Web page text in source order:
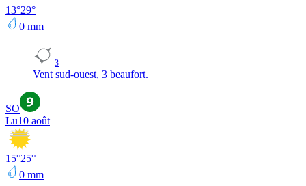
13°29°
0 mm
3
Vent sud-ouest, 3 beaufort.
SO
Lu10 août
15°25°
0 mm